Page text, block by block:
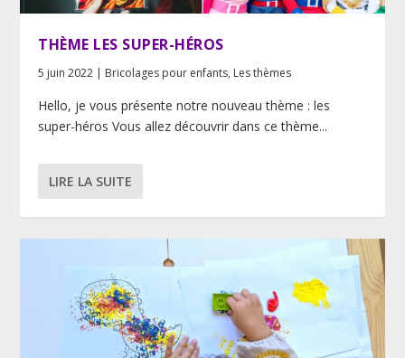
THÈME LES SUPER-HÉROS
5 juin 2022 | Bricolages pour enfants, Les thèmes
Hello, je vous présente notre nouveau thème : les
super-héros Vous allez découvrir dans ce thème...
LIRE LA SUITE